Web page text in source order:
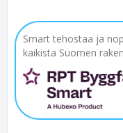
Smart tehostaa ja
kaikista Suomen